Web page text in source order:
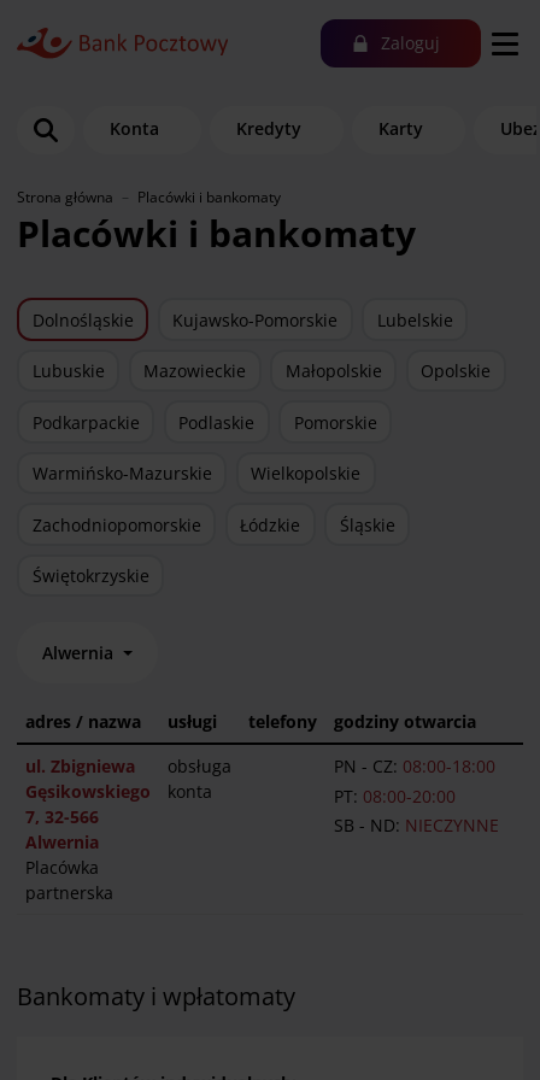
Zaloguj
Konta Kredyty Karty
Strona główna Placówki i bankomaty
Placówki i bankomaty
Dolnośląskie Kujawsko-Pomorskie Lubelskie
Lubuskie Mazowieckie Małopolskie Opolskie
Podkarpackie Podlaskie Pomorskie
Warmińsko-Mazurskie Wielkopolskie
Zachodniopomorskie Łódzkie Śląskie
Świętokrzyskie
Alwernia
adres / nazwa usługi telefony
godziny otwarcia
ul. Zbigniewa
Gęsikowskiego
7, 32-566
Alwernia
Placówka
partnerska
obsługa
konta
PN - CZ: 08:00-18:00
PT: 08:00-20:00
SB - ND: NIECZYNNE
Bankomaty i wpłatomaty